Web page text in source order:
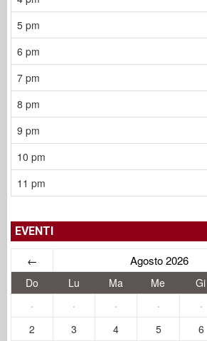
5 pm
6 pm
7 pm
8 pm
9 pm
10 pm
11 pm
EVENTI
← Agosto 2026
Do Lu Ma Me Gi
·
· · · ·
2
3 4 5 6